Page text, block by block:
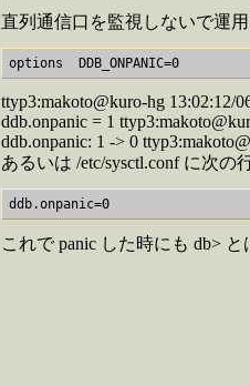
直列通信口を監視しないで運
ttyp3:makoto@kuro-hg 13:02:12/
ddb.onpanic = 1
ddb.onpanic: 1 -> 0
あるいは /etc/sysctl.conf に次
これで panic した時にも db>